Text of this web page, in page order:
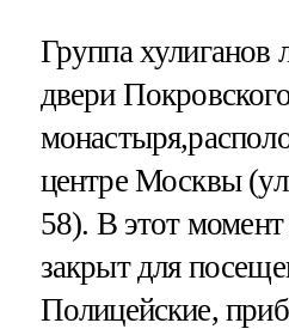
Группа хулиганов
двери
центре Москвы
58). В этот
закрыт для
Полицейские,